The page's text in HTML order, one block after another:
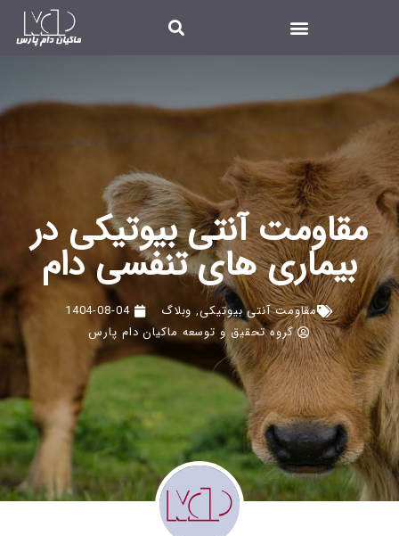
مقاومت آنتی بیوتیکی در
بیماری های تنفسی دام
مقاومت آنتی بیوتیکی, وبلاگ
1404-08-04
گروه تحقیق و توسعه ماکیان دام پارس